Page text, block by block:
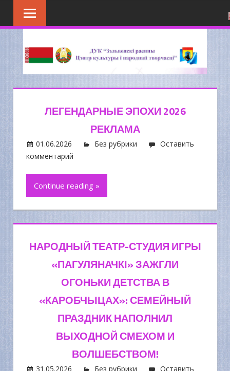
Перейти
ЛЕГЕНДАРНЫЕ ЭПОХИ 2026
РЕКЛАМА
01.06.2026 Без рубрики
Оставить
комментарий
Continue reading »
НАРОДНЫЙ ТЕАТР-СТУДИЯ ИГРЫ
«ПАГУЛЯНАЧКІ» ЗАЖГЛИ
ОГОНЬКИ ДЕТСТВА В
«КАРОБЧЫЦАХ»: СЕМЕЙНЫЙ
ПРАЗДНИК НАПОЛНИЛ
ВЫХОДНОЙ СМЕХОМ И
ВОЛШЕБСТВОМ!
31.05.2026 Без рубрики
Оставить